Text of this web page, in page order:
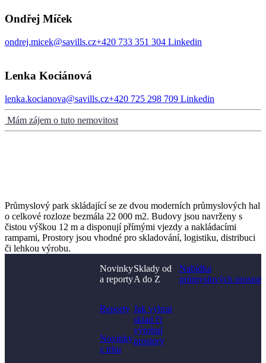
Ondřej Míček
ondrej.micek@savills.cz+420 733 351 304 Linkedin
Lenka Kociánová
lenka.kocianova@savills.cz+420 725 298 709 Linkedin
Mám zájem o tuto nemovitost
Průmyslový park skládající se ze dvou moderních průmyslových hal
o celkové rozloze bezmála 22 000 m2. Budovy jsou navrženy s
čistou výškou 12 m a disponují přímými vjezdy a nakládacími
rampami, Prostory jsou vhodné pro skladování, logistiku, distribuci
či lehkou výrobu.
Novinky
a reporty
Reporty
Novinky
z trhu
Sklady od
A do Z
Jak vybrat
sklad či
výrobní
prostory​
Nabídka
průmyslových prostor